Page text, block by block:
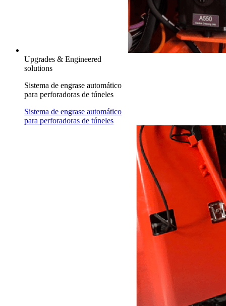
Upgrades & Engineered
solutions
Sistema de engrase automático
para perforadoras de túneles
Sistema de engrase automático
para perforadoras de túneles